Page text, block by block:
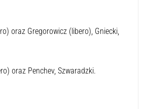
oraz Gregorowicz (libero), Gniecki,
oraz Penchev, Szwaradzki.